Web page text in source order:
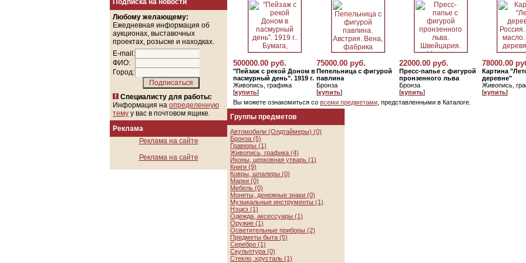
Подписка на новости
Любому желающему:
Ежедневная информация об
аукционах, выставочных
проектах, розыске и находках.
E-mail:
ФИО:
Город:
Специалисту для работы:
Информация на определенную
тему у вас в почтовом ящике.
Реклама
Реклама на сайте
Реклама на сайте
500000.00 руб.
"Пейзаж с рекой Доном в
пасмурный день". 1919 г.
Живопись, графика
[купить]
75000.00 руб.
Пепельница с фигурой
павлина
Бронза
[купить]
22000.00 руб.
Пресс-папье с фигурой
пронзенного льва
Бронза
[купить]
78000.00
Картина
деревне"
Живопись,
[купить]
Вы можете ознакомиться со всеми предметами , представленными в Каталоге.
Группы предметов
Автомобили (Олдтаймеры) (0)
Бронза (5)
Гравюры (1)
Живопись, графика (4)
Иконы, церковная утварь (1)
Книги (9)
Ковры, шпалеры (0)
Марки (0)
Мебель (0)
Монеты, денежные знаки (0)
Музыкальные инструменты (1)
Нэцкэ (1)
Одежда, аксессуары (1)
Оружие (1)
Осветительные приборы (2)
Предметы быта (5)
Серебро (1)
Скульптура (0)
Стекло, хрусталь (1)